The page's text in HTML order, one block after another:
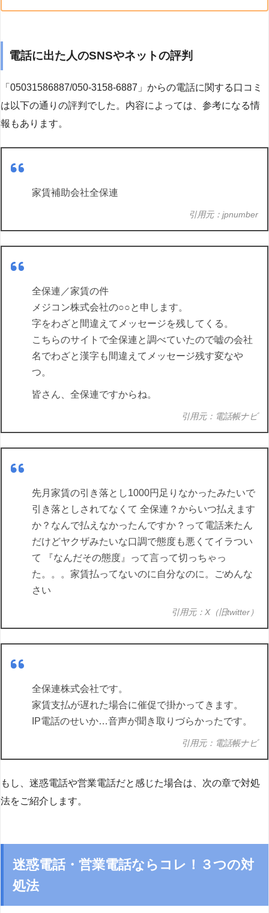
電話に出た人のSNSやネットの評判
「05031586887/050-3158-6887」からの電話に関する口コミ
は以下の通りの評判でした。内容によっては、参考になる情
報もあります。
家賃補助会社全保連
引用元：jpnumber
全保連／家賃の件
メジコン株式会社の○○と申します。
字をわざと間違えてメッセージを残してくる。
こちらのサイトで全保連と調べていたので嘘の会社
名でわざと漢字も間違えてメッセージ残す変なや
つ。
皆さん、全保連ですからね。
引用元：電話帳ナビ
先月家賃の引き落とし1000円足りなかったみたいで
引き落としされてなくて 全保連？からいつ払えます
か？なんで払えなかったんですか？って電話来たん
だけどヤクザみたいな口調で態度も悪くてイラつい
て 『なんだその態度』って言って切っちゃっ
た。。。家賃払ってないのに自分なのに。ごめんな
さい
引用元：X（旧twitter）
全保連株式会社です。
家賃支払が遅れた場合に催促で掛かってきます。
IP電話のせいか…音声が聞き取りづらかったです。
引用元：電話帳ナビ
もし、迷惑電話や営業電話だと感じた場合は、次の章で対処
法をご紹介します。
迷惑電話・営業電話ならコレ！３つの対
処法